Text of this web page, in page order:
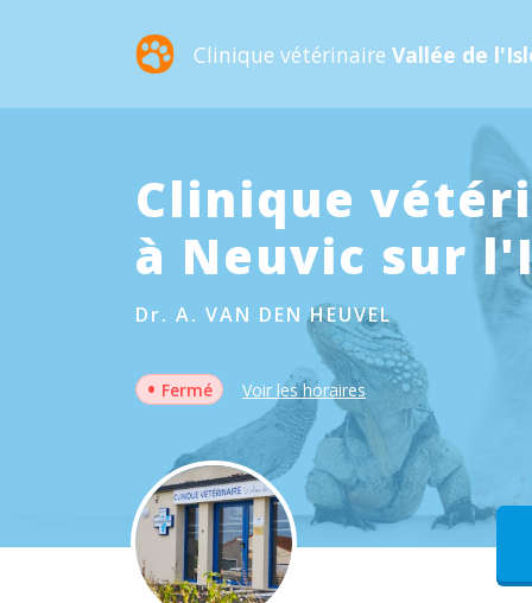
Clinique vétérinaire Vallée de
Clinique
à Neuvic sur
Dr. A. VAN DEN HEUVEL
• Fermé Voir les horaires